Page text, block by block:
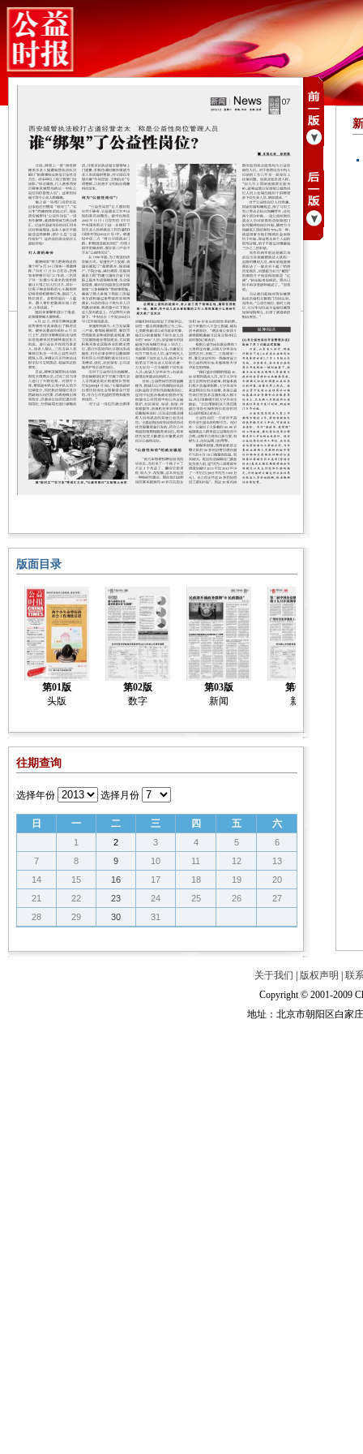
版面目录
第01版
头版
第02版
数字
第03版
新闻
第04版
新闻
往期查询
选择年份 选择月份
日 一 二 三 四 五 六
1 2 3 4 5
6
7
8 9 10 11 12
13
14
15 16 17 18 19
20
21
22 23 24 25 26
27
28
29 30 31
关于我们 版权声明
联
Copyright © 2001-2009
地址：北京市朝阳区白家